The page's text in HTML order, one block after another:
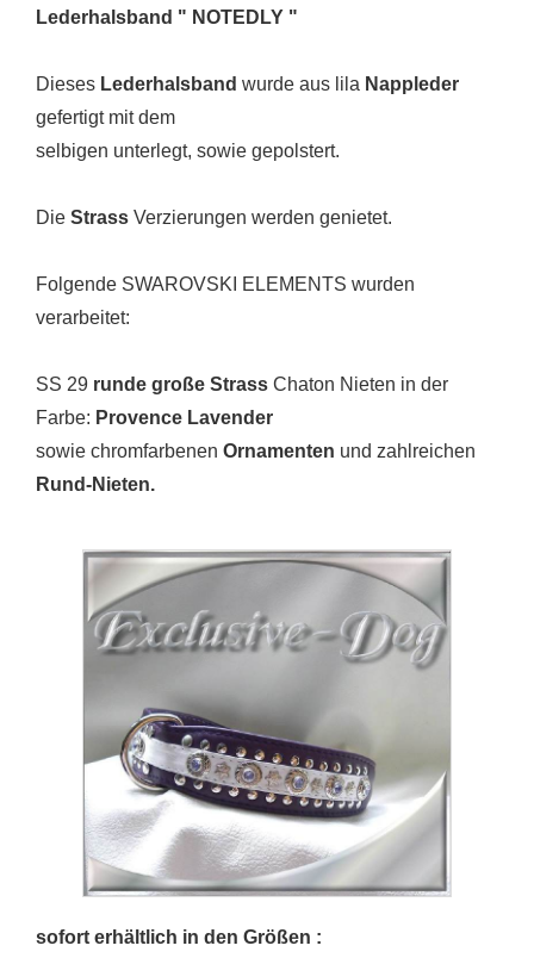
Lederhalsband " NOTEDLY "
Dieses Lederhalsband wurde aus lila Nappleder
gefertigt mit dem
selbigen unterlegt, sowie gepolstert.
Die Strass Verzierungen werden genietet.
Folgende SWAROVSKI ELEMENTS wurden
verarbeitet:
SS 29 runde große Strass Chaton Nieten in der
Farbe: Provence Lavender
sowie chromfarbenen Ornamenten und zahlreichen
Rund-Nieten.
sofort erhältlich in den Größen :